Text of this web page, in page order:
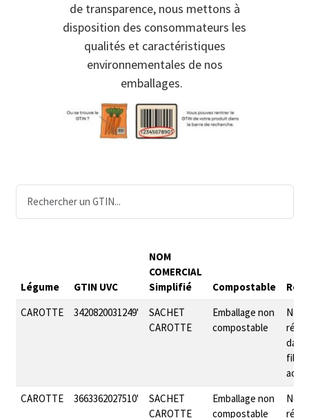
de transparence, nous mettons à
disposition des consommateurs les
qualités et caractéristiques
environnementales de nos
emballages.
Légume GTIN UVC
NOM
COMERCIAL
Simplifié
Compostable
CAROTTE
3420820031249'
SACHET
CAROTTE
Emballage non
compostable
Non
CAROTTE
3663362027510'
SACHET
CAROTTE
Emballage non
compostable
Non